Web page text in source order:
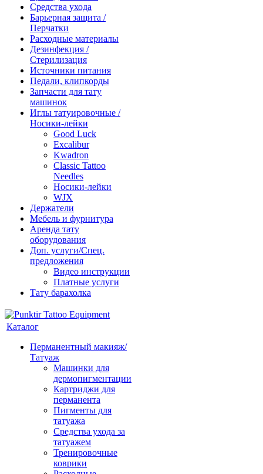
Средства ухода
Барьерная защита /
Перчатки
Расходные материалы
Дезинфекция /
Стерилизация
Источники питания
Педали, клипкорды
Запчасти для тату
машинок
Иглы татуировочные /
Носики-лейки
Good Luck
Excalibur
Kwadron
Classic Tattoo
Needles
Носики-лейки
WJX
Держатели
Мебель и фурнитура
Аренда тату
оборудования
Доп. услуги/Спец.
предложения
Видео инструкции
Платные услуги
Тату барахолка
Каталог
Перманентный макияж/
Татуаж
Машинки для
дермопигментации
Картриджи для
перманента
Пигменты для
татуажа
Средства ухода за
татуажем
Тренировочные
коврики